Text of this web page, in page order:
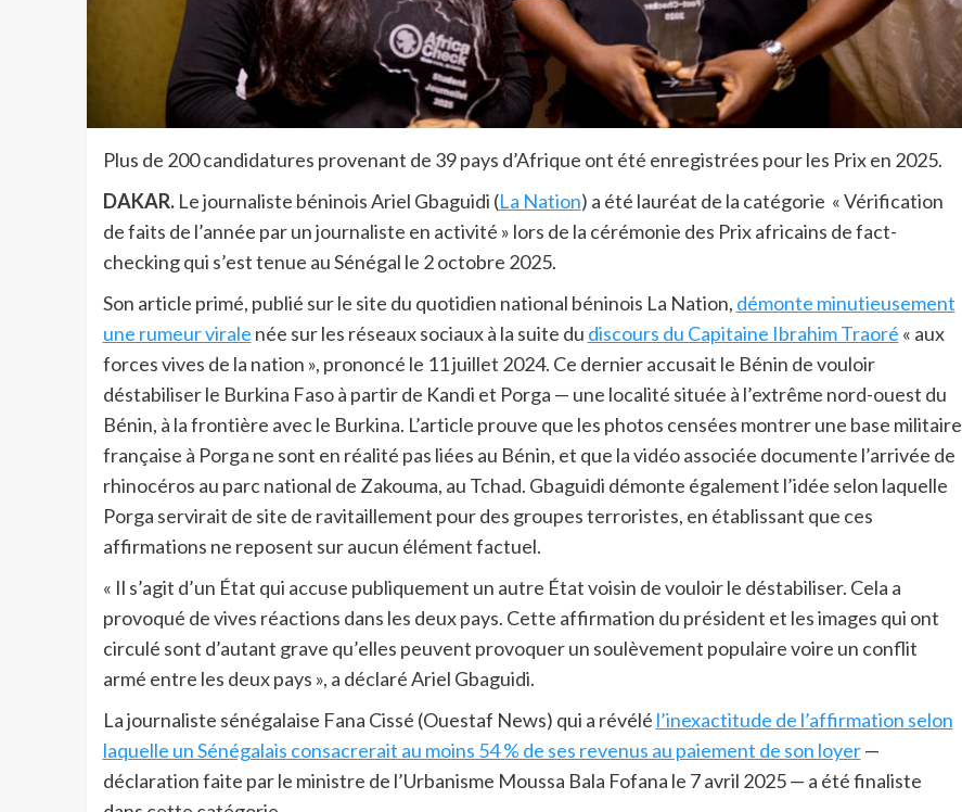
Plus de 200 candidatures provenant de 39 pays d’Afrique ont été enregistrées pour les Prix en 2025.
DAKAR. Le journaliste béninois Ariel Gbaguidi (La Nation) a été lauréat de la catégorie « Vérification
de faits de l’année par un journaliste en activité » lors de la cérémonie des Prix africains de fact-
checking qui s’est tenue au Sénégal le 2 octobre 2025.
Son article primé, publié sur le site du quotidien national béninois La Nation, démonte minutieusement
une rumeur virale née sur les réseaux sociaux à la suite du discours du Capitaine Ibrahim Traoré « aux
forces vives de la nation », prononcé le 11 juillet 2024. Ce dernier accusait le Bénin de vouloir
déstabiliser le Burkina Faso à partir de Kandi et Porga — une localité située à l’extrême nord-ouest du
Bénin, à la frontière avec le Burkina. L’article prouve que les photos censées montrer une base militaire
française à Porga ne sont en réalité pas liées au Bénin, et que la vidéo associée documente l’arrivée de
rhinocéros au parc national de Zakouma, au Tchad. Gbaguidi démonte également l’idée selon laquelle
Porga servirait de site de ravitaillement pour des groupes terroristes, en établissant que ces
affirmations ne reposent sur aucun élément factuel.
« Il s’agit d’un État qui accuse publiquement un autre État voisin de vouloir le déstabiliser. Cela a
provoqué de vives réactions dans les deux pays. Cette affirmation du président et les images qui ont
circulé sont d’autant grave qu’elles peuvent provoquer un soulèvement populaire voire un conflit
armé entre les deux pays », a déclaré Ariel Gbaguidi.
La journaliste sénégalaise Fana Cissé (Ouestaf News) qui a révélé l’inexactitude de l’affirmation selon
laquelle un Sénégalais consacrerait au moins 54 % de ses revenus au paiement de son loyer—
déclaration faite par le ministre de l’Urbanisme Moussa Bala Fofana le 7 avril 2025 — a été finaliste